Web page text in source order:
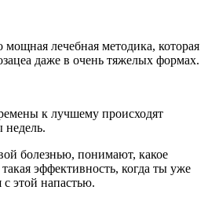
лечебная методика, которая
даже в очень тяжелых формах.
к лучшему происходят
недель.
болезнью, понимают, какое
эффективность, когда ты уже
с этой напастью.